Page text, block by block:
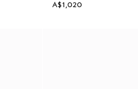
A$1,020